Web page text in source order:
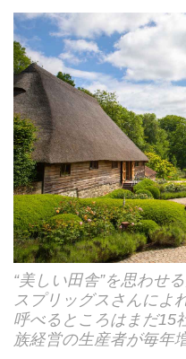
“美しい田舎”を思わせ
スプリッグスさんによ
呼べるところはまだ15
族経営の生産者が毎年